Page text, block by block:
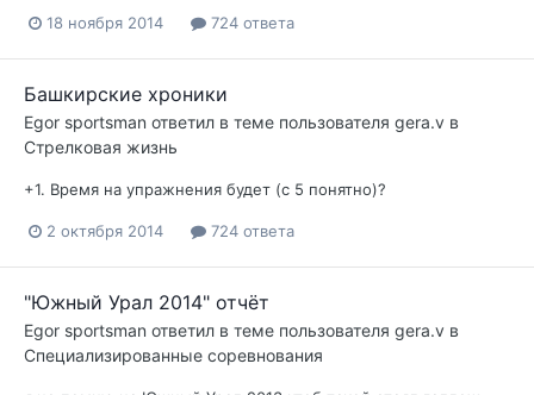
18 ноября 2014 724 ответа
Башкирские хроники
Egor sportsman ответил в теме пользователя gera.v в
Стрелковая жизнь
+1. Время на упражнения будет (с 5 понятно)?
2 октября 2014 724 ответа
"Южный Урал 2014" отчёт
Egor sportsman ответил в теме пользователя gera.v в
Специализированные соревнования